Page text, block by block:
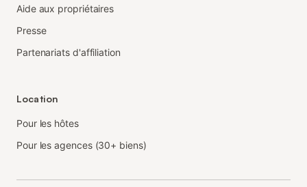
Aide aux propriétaires
Presse
Partenariats d'affiliation
Location
Pour les hôtes
Pour les agences (30+ biens)